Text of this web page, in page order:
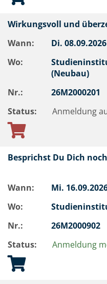
Wirkungsvoll und
Wann:
Di.
Wo:
(Neubau)
Nr.:
26M2000201
Status:
Anmeldung
Besprichst Du Dich
Wann: Mi.
Wo:
Nr.:
26M2000902
Status:
Anmeldung